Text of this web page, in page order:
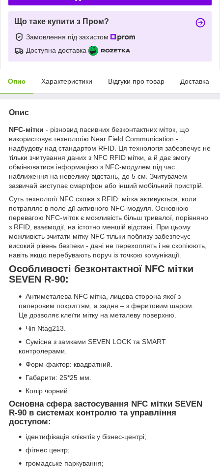
Що таке купити з Пром?
Замовлення під захистом
Доступна доставка
Опис Характеристики Відгуки про товар Доставка
Опис
NFC-мітки - різновид пасивних безконтактних міток, що
використовує технологію Near Field Communication -
надбудову над стандартом RFID. Ця технологія забезпечує не
тільки зчитування даних з NFC RFID мітки, а й дає змогу
обмінюватися інформацією з NFC-модулем під час
наближення на невелику відстань, до 5 см. Зчитувачем
зазвичай виступає смартфон або інший мобільний пристрій.
Суть технології NFC схожа з RFID: мітка активується, коли
потрапляє в поле дії активного NFC-модуля. Основною
перевагою NFC-міток є можливість більш тривалої, порівняно
з RFID, взаємодії, на істотно меншій відстані. При цьому
можливість зчитати мітку NFC тільки поблизу забезпечує
високий рівень безпеки - дані не перехоплять і не скопіюють,
навіть якщо перебувають поруч із точкою комунікації.
Особливості безконтактної NFC мітки
SEVEN R-90:
Антиметалева NFC мітка, лицева сторона якої з
паперовим покриттям, а задня – з феритовим шаром.
Це дозволяє клеїти мітку на металеву поверхню.
Чіп Ntag213.
Сумісна з замками SEVEN LOCK та SMART
контролерами.
Форм-фактор: квадратний.
Габарити: 25*25 мм.
Колір чорний.
Основна сфера застосування NFC мітки SEVEN
R-90 в системах контролю та управління
доступом:
ідентифікація клієнтів у бізнес-центрі;
фітнес центр;
громадське паркування;